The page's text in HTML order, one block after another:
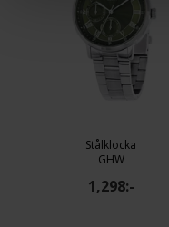
Stålklocka
GHW
1,298:-